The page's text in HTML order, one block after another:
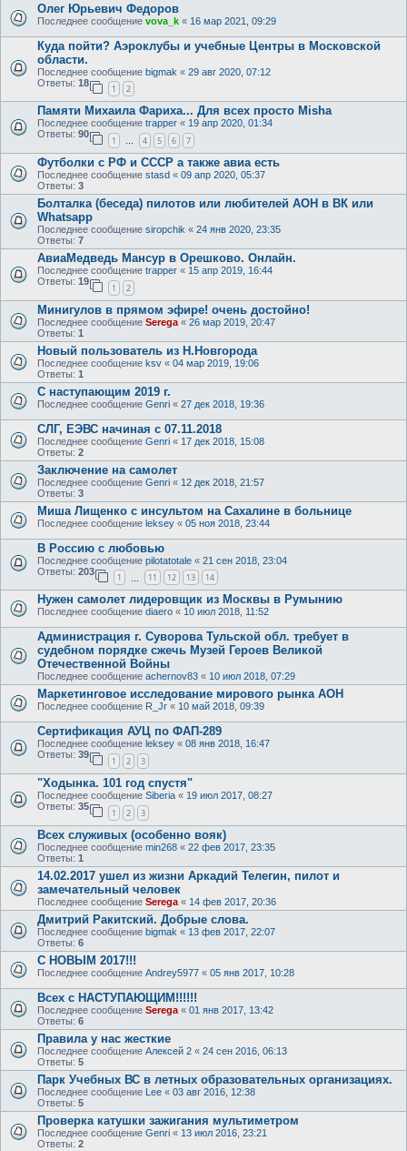
Олег Юрьевич Федоров
Последнее сообщение vova_k « 16 мар 2021, 09:29
Куда пойти? Аэроклубы и учебные Центры в Московской
области.
Последнее сообщение bigmak « 29 авг 2020, 07:12
Ответы: 18
1 2
Памяти Михаила Фариха... Для всех просто Misha
Последнее сообщение trapper « 19 апр 2020, 01:34
Ответы: 90
1 … 4 5 6 7
Футболки с РФ и СССР а также авиа есть
Последнее сообщение stasd « 09 апр 2020, 05:37
Ответы: 3
Болталка (беседа) пилотов или любителей АОН в ВК или
Whatsapp
Последнее сообщение siropchik « 24 янв 2020, 23:35
Ответы: 7
АвиаМедведь Мансур в Орешково. Онлайн.
Последнее сообщение trapper « 15 апр 2019, 16:44
Ответы: 19
1 2
Минигулов в прямом эфире! очень достойно!
Последнее сообщение Serega « 26 мар 2019, 20:47
Ответы: 1
Новый пользователь из Н.Новгорода
Последнее сообщение ksv « 04 мар 2019, 19:06
Ответы: 1
С наступающим 2019 г.
Последнее сообщение Genri « 27 дек 2018, 19:36
СЛГ, ЕЭВС начиная с 07.11.2018
Последнее сообщение Genri « 17 дек 2018, 15:08
Ответы: 2
Заключение на самолет
Последнее сообщение Genri « 12 дек 2018, 21:57
Ответы: 3
Миша Лищенко с инсультом на Сахалине в больнице
Последнее сообщение leksey « 05 ноя 2018, 23:44
В Россию с любовью
Последнее сообщение pilotatotale « 21 сен 2018, 23:04
Ответы: 203
1 11 12 13 14
Нужен самолет лидеровщик из Москвы в Румынию
Последнее сообщение diaero « 10 июл 2018, 11:52
Администрация г. Суворова Тульской обл. требует в
судебном порядке сжечь Музей Героев Великой
Отечественной Войны
Последнее сообщение achernov83 « 10 июл 2018, 07:29
Маркетинговое исследование мирового рынка АОН
Последнее сообщение R_Jr « 10 май 2018, 09:39
Сертификация АУЦ по ФАП-289
Последнее сообщение leksey « 08 янв 2018, 16:47
Ответы: 39
1 2 3
"Ходынка. 101 год спустя"
Последнее сообщение Siberia « 19 июл 2017, 08:27
Ответы: 35
1 2 3
Всех служивых (особенно вояк)
Последнее сообщение min268 « 22 фев 2017, 23:35
Ответы: 1
14.02.2017 ушел из жизни Аркадий Телегин, пилот и
замечательный человек
Последнее сообщение Serega « 14 фев 2017, 20:36
Дмитрий Ракитский. Добрые слова.
Последнее сообщение bigmak « 13 фев 2017, 22:07
Ответы: 6
С НОВЫМ 2017!!!
Последнее сообщение Andrey5977 « 05 янв 2017, 10:28
Всех с НАСТУПАЮЩИМ!!!!!!
Последнее сообщение Serega « 01 янв 2017, 13:42
Ответы: 6
Правила у нас жесткие
Последнее сообщение Алексей 2 « 24 сен 2016, 06:13
Ответы: 5
Парк Учебных ВС в летных образовательных организациях.
Последнее сообщение Lee « 03 авг 2016, 12:38
Ответы: 5
Проверка катушки зажигания мультиметром
Последнее сообщение Genri « 13 июл 2016, 23:21
Ответы: 2